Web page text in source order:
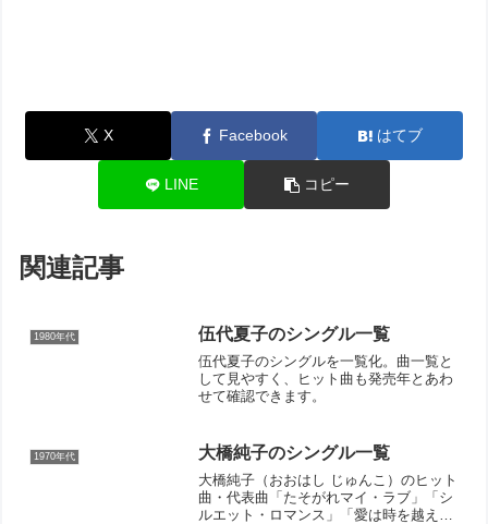
X Facebook はてブ
LINE コピー
関連記事
1980年代 伍代夏子のシングル一覧
伍代夏子のシングルを一覧化。曲一覧と
して見やすく、ヒット曲も発売年とあわ
せて確認できます。
1970年代 大橋純子のシングル一覧
大橋純子（おおはし じゅんこ）のヒット
曲・代表曲「たそがれマイ・ラブ」「シ
ルエット・ロマンス」「愛は時を越え